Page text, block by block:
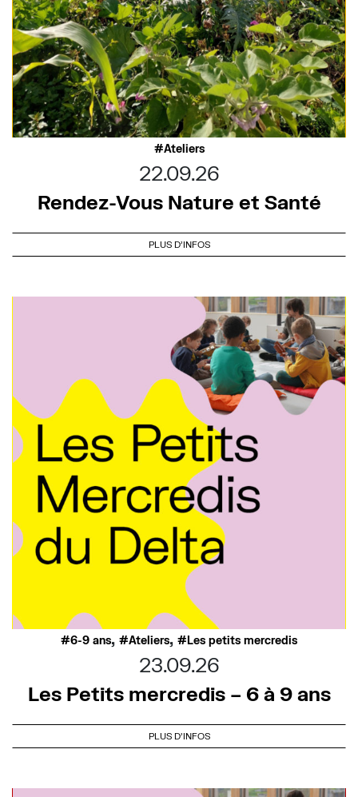
Ateliers
22.09.26
Rendez-Vous Nature et Santé
PLUS D'INFOS
6-9 ans, Ateliers, Les petits mercredis
23.09.26
Les Petits mercredis – 6 à 9 ans
PLUS D'INFOS